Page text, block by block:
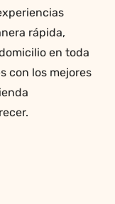
rápida,
en toda
con los mejores